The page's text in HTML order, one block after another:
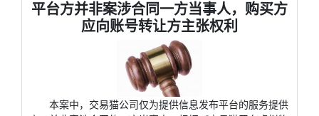
平台方并非案涉合同一方当事人，购买方
应向账号转让方主张权利
本案中，交易猫公司仅为提供信息发布平台的服务提供